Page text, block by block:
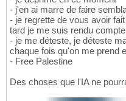
- j'en ai marre de faire
- je regrette de vous avoir
tard je me suis rendu
- je me déteste, je déteste
chaque fois qu'on me prend
- Free Palestine
Des choses que l'IA ne